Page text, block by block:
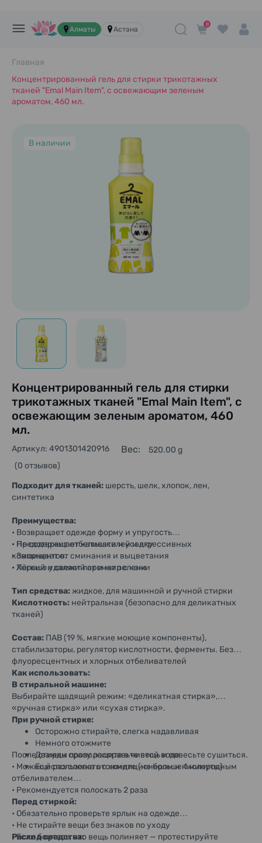
Алматы Астана
0
Главная
Концентрированный гель для стирки трикотажных
тканей "Emal Main Item", с освежающим зеленым
ароматом, 460 мл.
В наличии
Концентрированный гель для стирки
трикотажных тканей "Emal Main Item", с
освежающим зеленым ароматом, 460
мл.
(0 отзывов)
Артикул: 4901301420916 Вес: 520.00 g
Подходит для тканей: шерсть, шелк, хлопок, лен,
синтетика
Преимущества:
• Возвращает одежде форму и упругость
• Предотвращает катышки и усадку
• Защищает от сминания и выцветания
• Хорошо удаляет пот и жир с кожи
• Не содержит отбеливателей и агрессивных
компонентов.
• Лёгкий и свежий аромат зелени
Тип средства:жидкое, для машинной и ручной стирки
Кислотность: нейтральная (безопасно для деликатных
тканей)
Состав: ПАВ (19 %, мягкие моющие компоненты),
стабилизаторы, регулятор кислотности, ферменты. Без
флуоресцентных и хлорных отбеливателей
Как использовать:
В стиральной машине:
Выбирайте щадящий режим: «деликатная стирка»,
«ручная стирка» или «сухая стирка».
При ручной стирке:
Осторожно стирайте, слегка надавливая
Немного отожмите
Дважды прополощите в чистой воде
Ещё раз слегка отожмите (не больше 1 минуты)
После стирки сразу расправьте вещь и повесьте сушиться.
• Можно использовать с кондиционером и кислородным
отбеливателем
• Рекомендуется полоскать 2 раза
Перед стиркой:
• Обязательно проверьте ярлык на одежде
• Не стирайте вещи без знаков по уходу
• Если боитесь, что вещь полиняет — протестируйте
Расход средства: